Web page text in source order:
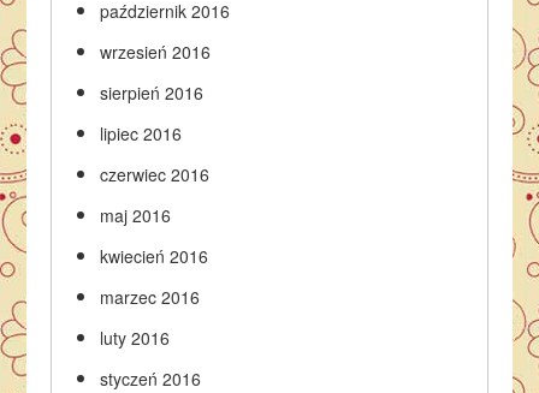
październik 2016
wrzesień 2016
sierpień 2016
lipiec 2016
czerwiec 2016
maj 2016
kwiecień 2016
marzec 2016
luty 2016
styczeń 2016